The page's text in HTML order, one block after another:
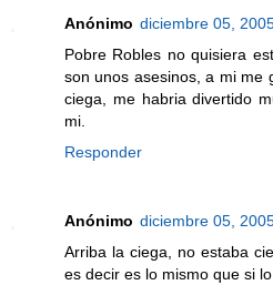
Anónimo diciembre 05,
Pobre Robles no quisiera
son unos asesinos, a mi me
ciega, me habria divertido
mi.
Responder
Anónimo diciembre 05,
Arriba la ciega, no estaba
es decir es lo mismo que si